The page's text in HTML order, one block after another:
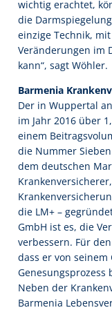
wichtig erachtet,
die
einzige Technik,
Veränderungen im
kann“, sagt Wöhler.
Barmenia
Der in Wuppertal
im Jahr 2016 über
einem
die Nummer
dem deutschen
die LM+ –
GmbH ist es, die
verbessern. Für
dass er von
Genesungsprozess
Neben der
Barmenia